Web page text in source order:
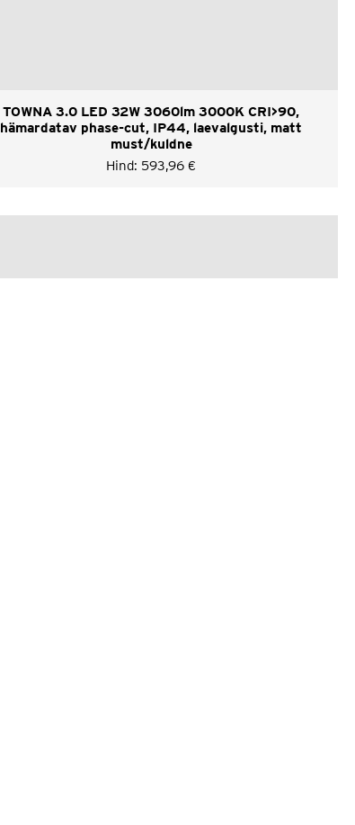
TOWNA 3.0 LED 32W 3060lm 3000K CRI>90,
hämardatav phase-cut, IP44, laevalgusti, matt
must/kuldne
Hind: 593,96 €